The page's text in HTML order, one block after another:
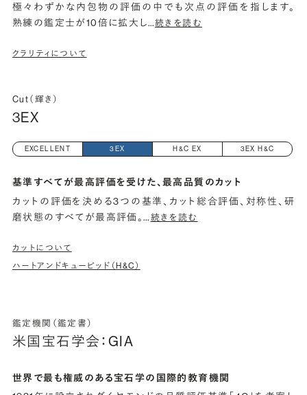
極々わずかな内包物の評価の中でも次点の評価を指します。
熟練の鑑定士が10倍に拡大し…続きを読む
クラリティについて
Cut（輝き）
3EX
EXCELLENT 3EX H&C EX 3EX H&C
基準すべてが最高評価を受けた、最高品質のカット
カットの評価を決める3つの基準、カット総合評価、対称性、研
磨状態のすべてが最高評価。… 続きを読む
カットについて
ハートアンドキューピッド（H&C）
鑑定機関（鑑定書）
米国宝石学会：GIA
世界で最も権威のある宝石学の国際的教育機関